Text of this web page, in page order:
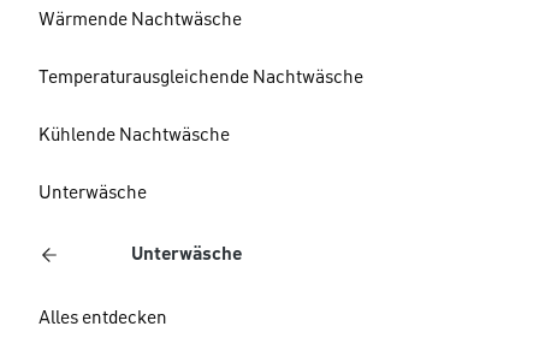
Wärmende Nachtwäsche
Temperaturausgleichende Nachtwäsche
Kühlende Nachtwäsche
Unterwäsche
Unterwäsche
Alles entdecken